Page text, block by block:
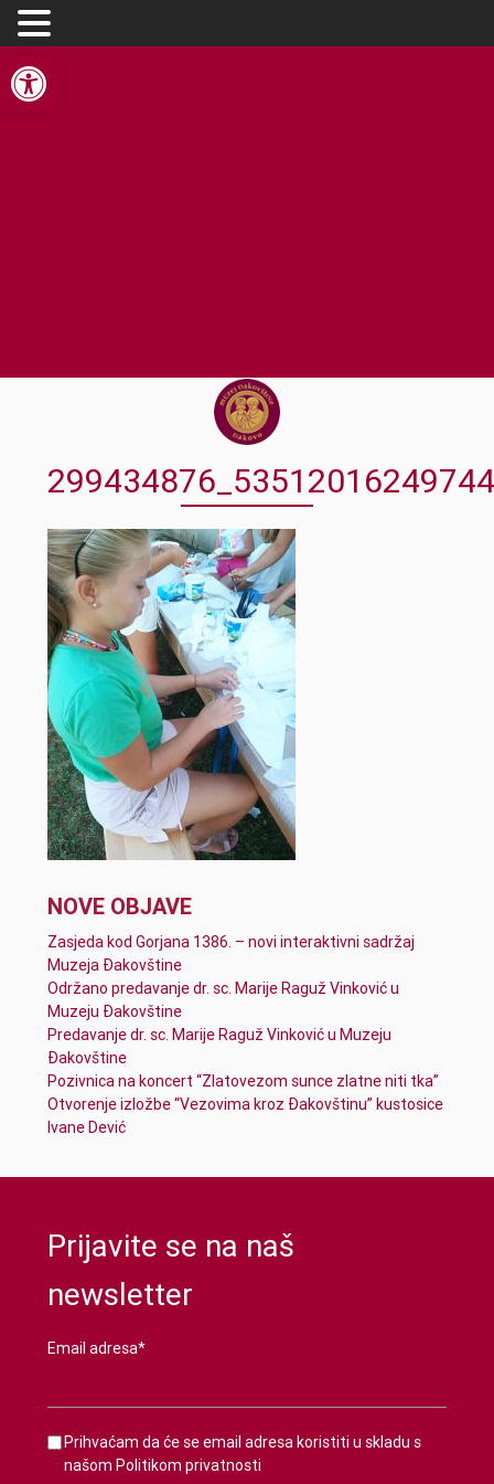
Open toolbar
NOVE OBJAVE
Zasjeda kod Gorjana 1386. – novi interaktivni sadržaj
Muzeja Đakovštine
Održano predavanje dr. sc. Marije Raguž Vinković u
Muzeju Đakovštine
Predavanje dr. sc. Marije Raguž Vinković u Muzeju
Đakovštine
Pozivnica na koncert “Zlatovezom sunce zlatne niti tka”
Otvorenje izložbe “Vezovima kroz Đakovštinu” kustosice
Ivane Dević
Prijavite se na naš
newsletter
Email adresa*
Prihvaćam da će se email adresa koristiti u skladu s
našomPolitikom privatnosti